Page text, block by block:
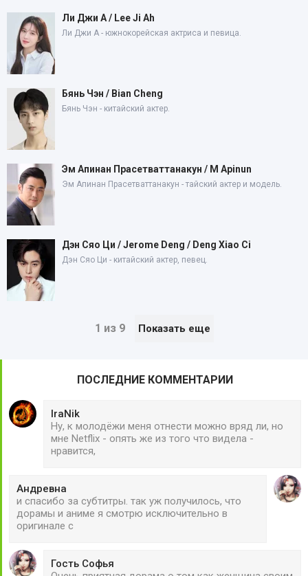
Ли Джи А / Lee Ji Ah
Ли Джи А - южнокорейская актриса и певица.
Бянь Чэн / Bian Cheng
Бянь Чэн - китайский актер.
Эм Апинан Прасетваттанакун / M Apinun
Эм Апинан Прасетваттанакун - тайский актер и модель.
Дэн Сяо Ци / Jerome Deng / Deng Xiao Ci
Дэн Сяо Ци - китайский актер, певец.
1 из 9 Показать еще
ПОСЛЕДНИЕ КОММЕНТАРИИ
IraNik
Ну, к молодёжи меня отнести можно вряд ли, но
мне Netflix - опять же из того что видела -
нравится,
Андревна
и спасибо за субтитры. так уж получилось, что
дорамы и аниме я смотрю исключительно в
оригинале с
Гость Софья